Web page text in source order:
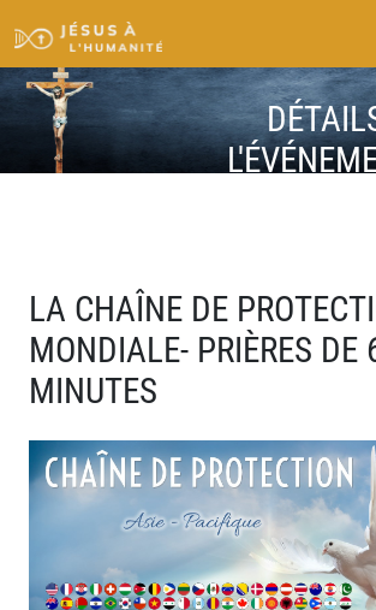
LA CHAÎNE DE
MONDIALE- PRIÈRES DE
MINUTES